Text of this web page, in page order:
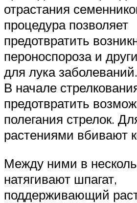
отрастания
процедура позволяет
предотвратить
пероноспороза и
для лука заболеваний.
В начале
предотвратить
полегания стрелок.
растениями вбивают
Между ними в
натягивают шпагат,
поддерживающий